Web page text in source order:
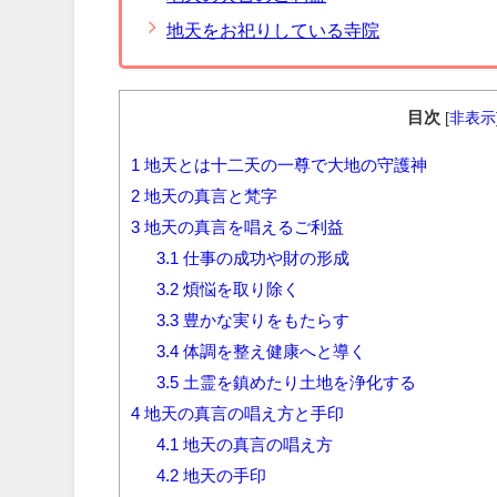
地天をお祀りしている寺院
目次 [非表示
1 地天とは十二天の一尊で大地の守護神
2 地天の真言と梵字
3 地天の真言を唱えるご利益
3.1 仕事の成功や財の形成
3.2 煩悩を取り除く
3.3 豊かな実りをもたらす
3.4 体調を整え健康へと導く
3.5 土霊を鎮めたり土地を浄化する
4 地天の真言の唱え方と手印
4.1 地天の真言の唱え方
4.2 地天の手印